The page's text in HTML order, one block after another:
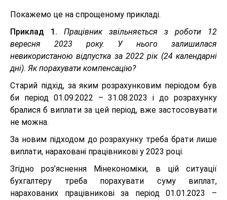
Покажемо це на спрощеному прикладі.
Приклад 1.
Працівник звільняється з роботи 12
вересня 2023 року. У нього залишилася
невикористаною відпустка за 2022 рік (24 календарні
дні). Як порахувати компенсацію?
Старий підхід, за яким розрахунковим періодом був
би період 01.09.2022 – 31.08.2023 і до розрахунку
бралися б виплати за цей період, вже застосовувати
не можна.
За новим підходом до розрахунку треба брати лише
виплати, нараховані працівникові у 2023 році.
Згідно роз’яснення Мінекономіки, в цій ситуації
бухгалтеру треба порахувати суму виплат,
нарахованих працівникові за період 01.01.2023 –